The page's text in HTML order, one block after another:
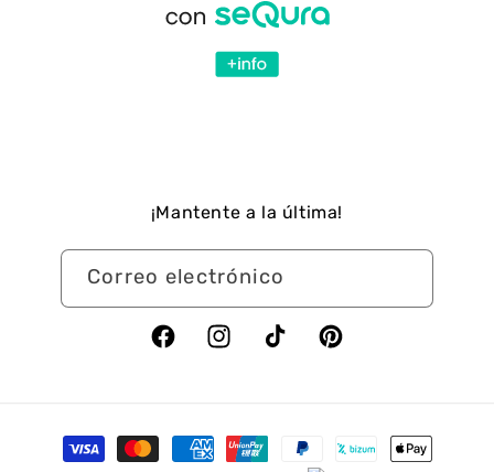
¡Mantente a la última!
Correo electrónico
FacebookInstagramTikTok Pinterest
Formas